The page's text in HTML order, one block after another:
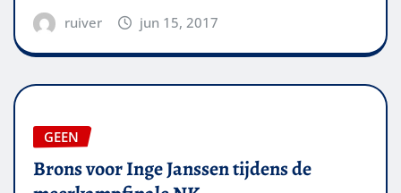
ruiver jun 15, 2017
GEEN
Brons voor Inge Janssen tijdens de